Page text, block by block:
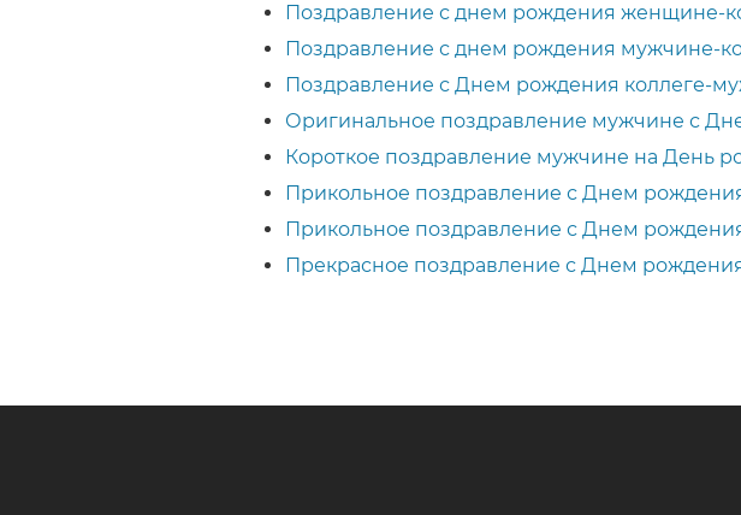
Поздравление с днем рождения женщине-
Поздравление с днем рождения мужчине-
Поздравление с Днем рождения коллеге-
Оригинальное поздравление мужчине с
Короткое поздравление мужчине на День
Прикольное поздравление с Днем
Прикольное поздравление с Днем
Прекрасное поздравление с Днем